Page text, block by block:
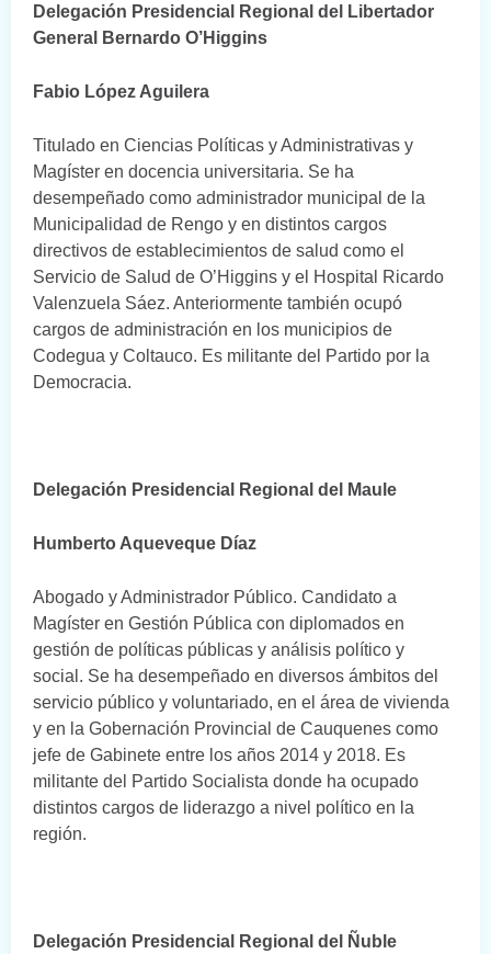
Delegación Presidencial Regional del Libertador
General Bernardo O’Higgins
Fabio López Aguilera
Titulado en Ciencias Políticas y Administrativas y
Magíster en docencia universitaria. Se ha
desempeñado como administrador municipal de la
Municipalidad de Rengo y en distintos cargos
directivos de establecimientos de salud como el
Servicio de Salud de O’Higgins y el Hospital Ricardo
Valenzuela Sáez. Anteriormente también ocupó
cargos de administración en los municipios de
Codegua y Coltauco. Es militante del Partido por la
Democracia.
Delegación Presidencial Regional del Maule
Humberto Aqueveque Díaz
Abogado y Administrador Público. Candidato a
Magíster en Gestión Pública con diplomados en
gestión de políticas públicas y análisis político y
social. Se ha desempeñado en diversos ámbitos del
servicio público y voluntariado, en el área de vivienda
y en la Gobernación Provincial de Cauquenes como
jefe de Gabinete entre los años 2014 y 2018. Es
militante del Partido Socialista donde ha ocupado
distintos cargos de liderazgo a nivel político en la
región.
Delegación Presidencial Regional del Ñuble